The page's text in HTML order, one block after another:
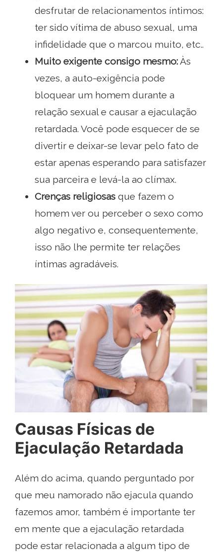
desfrutar de relacionamentos íntimos:
ter sido vítima de abuso sexual, uma
infidelidade que o marcou muito, etc..
Muito exigente consigo mesmo:Às
vezes, a auto-exigência pode
bloquear um homem durante a
relação sexual e causar a ejaculação
retardada. Você pode esquecer de se
divertir e deixar-se levar pelo fato de
estar apenas esperando para satisfazer
sua parceira e levá-la ao clímax.
Crenças religiosas que fazem o
homem ver ou perceber o sexo como
algo negativo e, consequentemente,
isso não lhe permite ter relações
íntimas agradáveis.
Causas Físicas de
Ejaculação Retardada
Além do acima, quando perguntado por
que meu namorado não ejacula quando
fazemos amor, também é importante ter
em mente que a ejaculação retardada
pode estar relacionada a algum tipo de